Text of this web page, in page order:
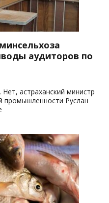
аудиторов по
Нет, астраханский министр
промышленности Руслан